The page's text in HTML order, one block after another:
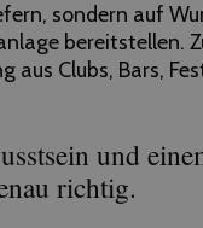
sondern auf
bereitstellen.
aus Clubs, Bars,
und
richtig.